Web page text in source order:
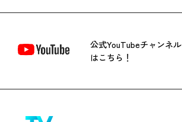
公式YouTubeチャンネル
はこちら！